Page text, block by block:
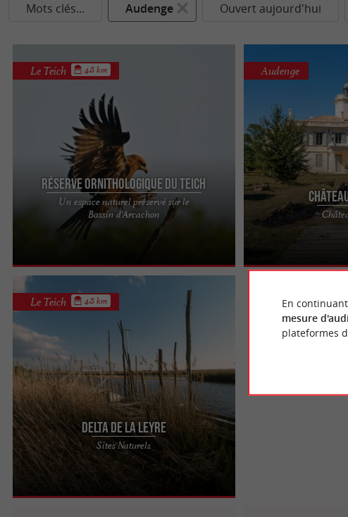
Mots clés... Audenge Ouvert aujourd'hui
Réserve Orni­thologique du Teich
Un espace naturel préservé sur le
Bassin d'Arcachon
Le Teich 4.8 km
LA RÉSERVE ORNITHOLOGIQUE DU TEICH Au plus
près des oiseaux sauvages La Réserve
Audenge
Entre Audenge et
d’Arcachon, le
site de production du ...
Delta de la Leyre
Sites Naturels
Le Teich 4.8 km
Le Delta de la Leyre est le lieu de rendez-vous
entre L’Eyre et le Bassin d’Arcachon. Cette belle
rivière a ...
En
mesure
plateformes